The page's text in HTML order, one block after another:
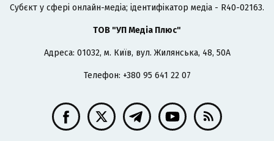
Cубєкт у сфері онлайн-медіа; ідентифікатор медіа - R40-02163.
ТОВ "УП Медіа Плюс"
Адреса: 01032, м. Київ, вул. Жилянська, 48, 50А
Телефон: +380 95 641 22 07